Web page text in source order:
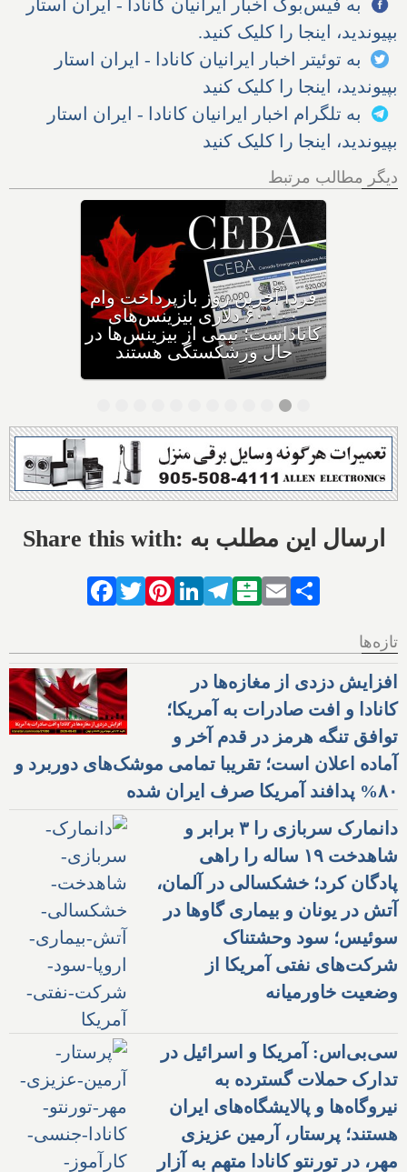
به فیس‌بوک اخبار ایرانیان کانادا - ایران استار
بپیوندید، اینجا را کلیک کنید.
به توئیتر اخبار ایرانیان کانادا - ایران استار
بپیوندید، اینجا را کلیک کنید
به تلگرام اخبار ایرانیان کانادا - ایران استار
بپیوندید، اینجا را کلیک کنید
دیگر مطالب مرتبط
وزیر مهاجرت: کانادا ویزاهای
توریستی و دانشجویی کمتری
صادر می‌کند
Share this with: ارسال این مطلب به
Facebook
TwitterPinterestLinkedIn
Telegram
Balatarin
Email
تازه‌ها
افزایش دزدی از مغازه‌ها در
کانادا و افت صادرات به آمریکا؛
توافق تنگه هرمز در قدم آخر و
آماده اعلان است؛ تقریبا تمامی موشک‌های دوربرد و
۸۰% پدافند آمریکا صرف ایران شده
دانمارک سربازی را ۳ برابر و
شاهدخت ۱۹ ساله را راهی
پادگان کرد؛ خشکسالی در آلمان،
آتش در یونان و بیماری گاوها در
سوئیس؛ سود وحشتناک
شرکت‌های نفتی آمریکا از
وضعیت خاورمیانه
سی‌بی‌اس: آمریکا و اسرائیل در
تدارک حملات گسترده به
نیروگاه‌ها و پالایشگاه‌های ایران
هستند؛ پرستار، آرمین عزیزی
مهر، در تورنتو کانادا متهم به آزار